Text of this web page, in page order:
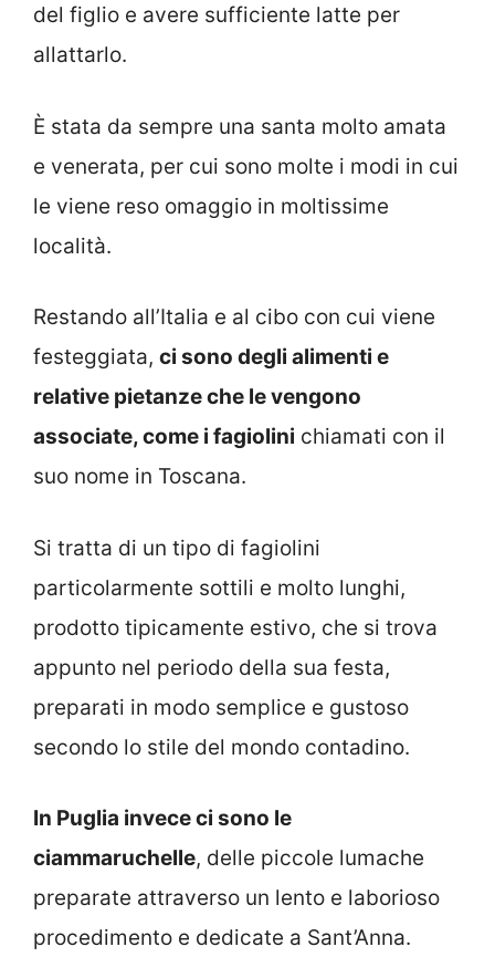
del figlio e avere sufficiente latte per
allattarlo.
È stata da sempre una santa molto amata
e venerata, per cui sono molte i modi in cui
le viene reso omaggio in moltissime
località.
Restando all’Italia e al cibo con cui viene
festeggiata, ci sono degli alimenti e
relative pietanze che le vengono
associate, come i fagiolini chiamati con il
suo nome in Toscana.
Si tratta di un tipo di fagiolini
particolarmente sottili e molto lunghi,
prodotto tipicamente estivo, che si trova
appunto nel periodo della sua festa,
preparati in modo semplice e gustoso
secondo lo stile del mondo contadino.
In Puglia invece ci sono le
ciammaruchelle, delle piccole lumache
preparate attraverso un lento e laborioso
procedimento e dedicate a Sant’Anna.